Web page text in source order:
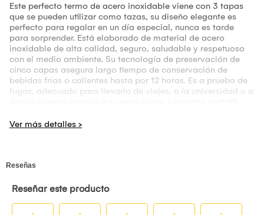
Este perfecto termo de acero inoxidable viene con 3 tapas
que se pueden utilizar como tazas, su diseño elegante es
perfecto para regalar en un día especial, nunca es tarde
para sorprender. Está elaborado de material de acero
inoxidable de alta calidad, seguro, saludable y respetuoso
con el medio ambiente. Su tecnología de preservación de
cinco capas asegura largo tiempo de conservación de
bebidas frías o calientes hasta por 12 horas. Es a prueba de
fugas, adecuado para llevarlo de viajes, a la universidad o a
Capacidad: 500 ml
Hecha de acero inoxidable 304 y material exterior de acero
Esta tapa de botella de viaje se puede usar como taza, a
12 horas de conservación del calor de larga duración